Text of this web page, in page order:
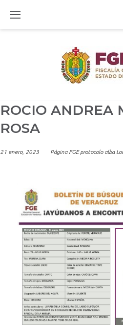
ROCIO ANDREA
ROSA
21 enero, 2023 Página FGE protocolo alba